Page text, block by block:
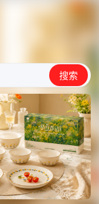
搜索
搜索